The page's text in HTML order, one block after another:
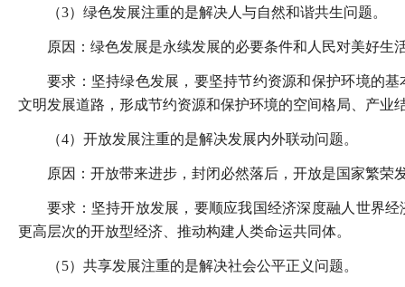
（3）绿色发展注重的是解决人与自然和谐共生问题。
原因：绿色发展是永续发展的必要条件和人民对美好生
要求：坚持绿色发展，要坚持节约资源和保护环境的
文明发展道路，形成节约资源和保护环境的空间格局、产
（4）开放发展注重的是解决发展内外联动问题。
原因：开放带来进步，封闭必然落后，开放是国家繁荣
要求：坚持开放发展，要顺应我国经济深度融人世界
更高层次的开放型经济、推动构建人类命运共同体。
（5）共享发展注重的是解决社会公平正义问题。